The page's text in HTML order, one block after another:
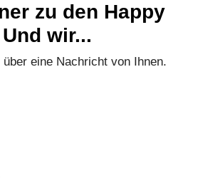
zu den Happy
wir...
eine Nachricht von Ihnen.